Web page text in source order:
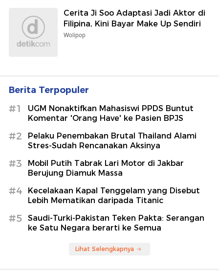
Cerita Ji Soo Adaptasi Jadi Aktor di
Filipina, Kini Bayar Make Up Sendiri
Wolipop
Berita Terpopuler
#1
UGM Nonaktifkan Mahasiswi PPDS Buntut
Komentar 'Orang Have' ke Pasien BPJS
#2
Pelaku Penembakan Brutal Thailand Alami
Stres-Sudah Rencanakan Aksinya
#3
Mobil Putih Tabrak Lari Motor di Jakbar
Berujung Diamuk Massa
#4
Kecelakaan Kapal Tenggelam yang Disebut
Lebih Mematikan daripada Titanic
#5
Saudi-Turki-Pakistan Teken Pakta: Serangan
ke Satu Negara berarti ke Semua
Lihat Selengkapnya